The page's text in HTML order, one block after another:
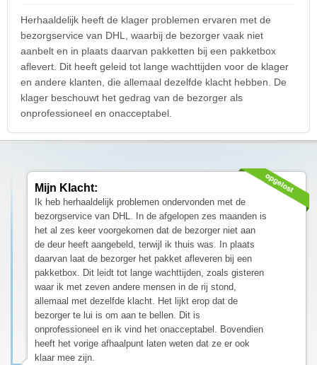
Herhaaldelijk heeft de klager problemen ervaren met de
bezorgservice van DHL, waarbij de bezorger vaak niet
aanbelt en in plaats daarvan pakketten bij een pakketbox
aflevert. Dit heeft geleid tot lange wachttijden voor de klager
en andere klanten, die allemaal dezelfde klacht hebben. De
klager beschouwt het gedrag van de bezorger als
onprofessioneel en onacceptabel.
Mijn Klacht:
Ik heb herhaaldelijk problemen ondervonden met de
bezorgservice van DHL. In de afgelopen zes maanden is
het al zes keer voorgekomen dat de bezorger niet aan
de deur heeft aangebeld, terwijl ik thuis was. In plaats
daarvan laat de bezorger het pakket afleveren bij een
pakketbox. Dit leidt tot lange wachttijden, zoals gisteren
waar ik met zeven andere mensen in de rij stond,
allemaal met dezelfde klacht. Het lijkt erop dat de
bezorger te lui is om aan te bellen. Dit is
onprofessioneel en ik vind het onacceptabel. Bovendien
heeft het vorige afhaalpunt laten weten dat ze er ook
klaar mee zijn.